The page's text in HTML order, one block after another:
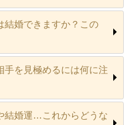
婚できますか？この
手を見極めるには何に注
結婚運…これからどうな